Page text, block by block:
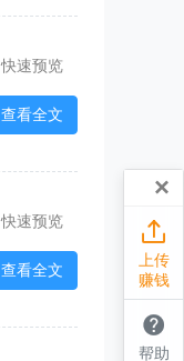
快速预览
查看全文
快速预览
查看全文
×

上传
赚钱

帮助